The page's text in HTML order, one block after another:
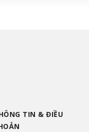
TIN & ĐIỀU